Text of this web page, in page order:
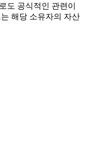
도 공식적인 관련이
해당 소유자의 자산